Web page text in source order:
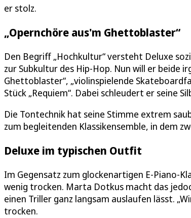
er stolz.
„Opernchöre aus'm Ghettoblaster“
Den Begriff „Hochkultur“ versteht Deluxe
zur Subkultur des Hip-Hop. Nun will er beide
Ghettoblaster“, „violinspielende
Stück „Requiem“. Dabei schleudert er seine
Die Tontechnik hat seine Stimme extrem
zum begleitenden Klassikensemble, in dem
Deluxe im typischen Outfit
Im Gegensatz zum glockenartigen E-Piano-
wenig trocken. Marta Dotkus macht das
einen Triller ganz langsam auslaufen lässt.
trocken.